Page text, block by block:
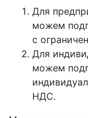
Для
можем
с
Для
можем
НДС.